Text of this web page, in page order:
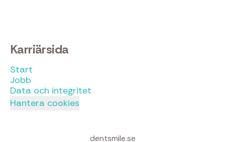
Karriärsida
Start
Jobb
Data och integritet
Hantera cookies
dentsmile.se